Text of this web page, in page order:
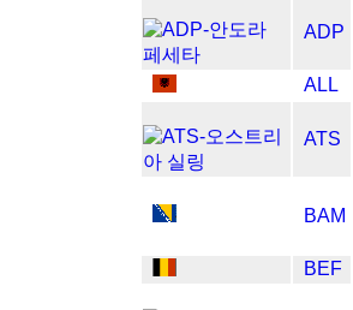
ADP
ALL
ATS
BAM
BEF